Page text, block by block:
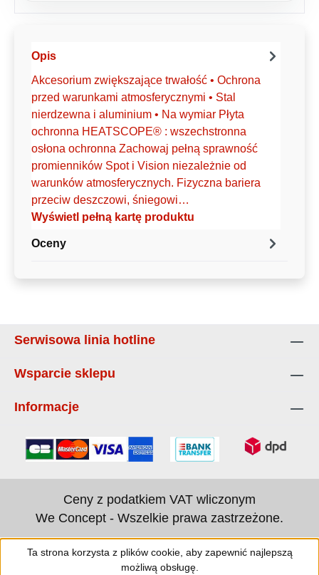
Opis
Akcesorium zwiększające trwałość • Ochrona
przed warunkami atmosferycznymi • Stal
nierdzewna i aluminium • Na wymiar Płyta
ochronna HEATSCOPE® : wszechstronna
osłona ochronna Zachowaj pełną sprawność
promienników Spot i Vision niezależnie od
warunków atmosferycznych. Fizyczna bariera
przeciw deszczowi, śniegowi…
Wyświetl pełną kartę produktu
Oceny
Serwisowa linia hotline
Wsparcie sklepu
Informacje
Ceny z podatkiem VAT wliczonym
We Concept - Wszelkie prawa zastrzeżone.
Ta strona korzysta z plików cookie, aby zapewnić najlepszą
możliwą obsługę.